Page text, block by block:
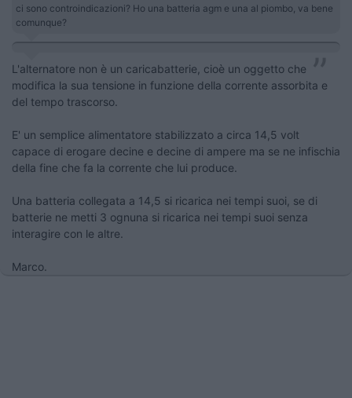
ci sono controindicazioni? Ho una batteria agm e una al piombo, va bene
comunque?
L'alternatore non è un caricabatterie, cioè un oggetto che
modifica la sua tensione in funzione della corrente assorbita e
del tempo trascorso.
E' un semplice alimentatore stabilizzato a circa 14,5 volt
capace di erogare decine e decine di ampere ma se ne infischia
della fine che fa la corrente che lui produce.
Una batteria collegata a 14,5 si ricarica nei tempi suoi, se di
batterie ne metti 3 ognuna si ricarica nei tempi suoi senza
interagire con le altre.
Marco.